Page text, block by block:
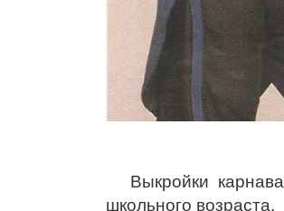
Выкройки
школьного возраста.